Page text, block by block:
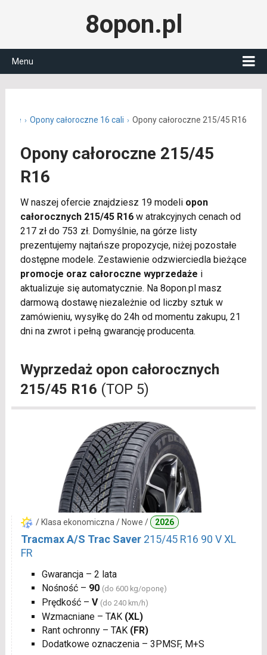
8opon.pl
Menu
Opony całoroczne 16 cali Opony całoroczne 215/45 R16
Opony całoroczne 215/45
R16
W naszej ofercie znajdziesz 19 modeli opon
całorocznych 215/45 R16w atrakcyjnych cenach od
217 zł do 753 zł. Domyślnie, na górze listy
prezentujemy najtańsze propozycje, niżej pozostałe
dostępne modele. Zestawienie odzwierciedla bieżące
promocje oraz całoroczne wyprzedaże i
aktualizuje się automatycznie. Na 8opon.pl masz
darmową dostawę niezależnie od liczby sztuk w
zamówieniu, wysyłkę do 24h od momentu zakupu, 21
dni na zwrot i pełną gwarancję producenta.
Wyprzedaż opon całorocznych
215/45 R16 (TOP 5)
/ Klasa ekonomiczna / Nowe / 2026
Tracmax A/S Trac Saver 215/45 R16 90 V XL
FR
Gwarancja – 2 lata
Nośność – 90 (do 600 kg/oponę)
Prędkość – V (do 240 km/h)
Wzmacniane – TAK (XL)
Rant ochronny – TAK (FR)
Dodatkowe oznaczenia – 3PMSF, M+S